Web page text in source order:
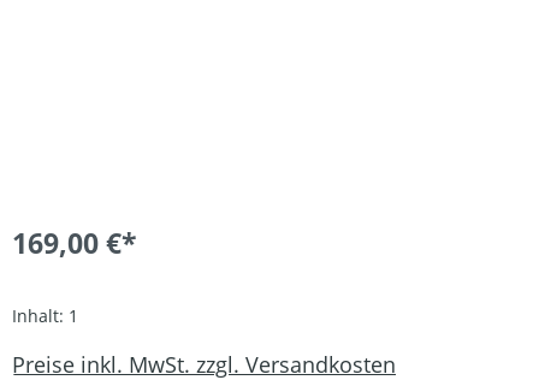
169,00 €*
Inhalt: 1
Preise inkl. MwSt. zzgl. Versandkosten